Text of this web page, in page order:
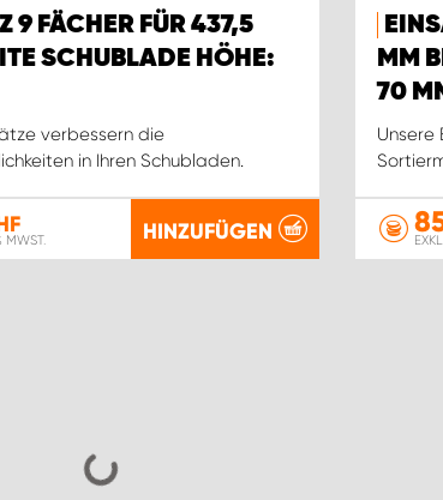
9 FÄCHER FÜR 437,5
SCHUBLADE HÖHE:
verbessern die
in Ihren Schubladen.
MWST. HINZUFÜGEN
MM
70
Unsere